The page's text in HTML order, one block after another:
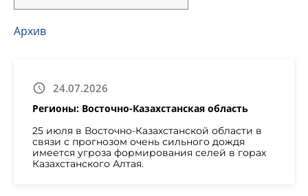
Архив
24.07.2026
Регионы: Восточно-Казахстанская область
25 июля в Восточно-Казахстанской области в
связи с прогнозом очень сильного дождя
имеется угроза формирования селей в горах
Казахстанского Алтая.